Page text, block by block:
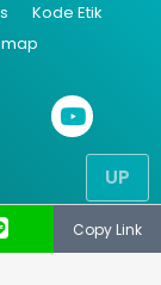
Copy Link
UP
Kode Etik